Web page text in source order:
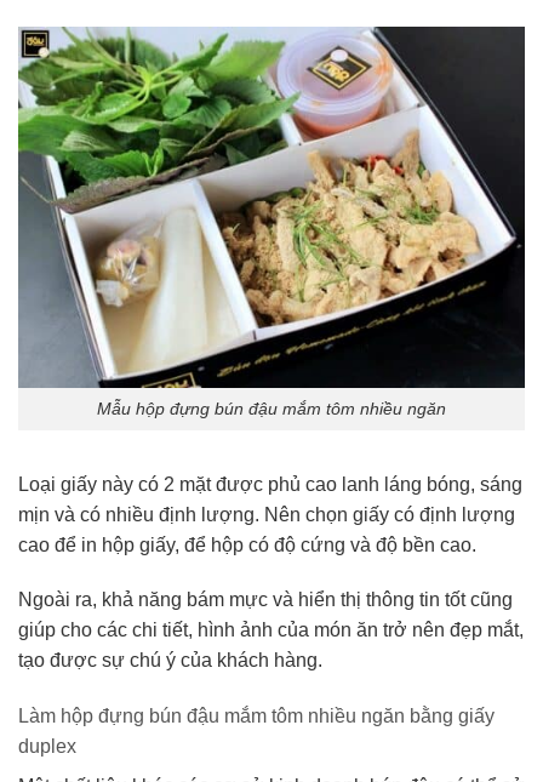
Mẫu hộp đựng bún đậu mắm tôm nhiều ngăn
Loại giấy này có 2 mặt được phủ cao lanh láng bóng, sáng
mịn và có nhiều định lượng. Nên chọn giấy có định lượng
cao để in hộp giấy, để hộp có độ cứng và độ bền cao.
Ngoài ra, khả năng bám mực và hiển thị thông tin tốt cũng
giúp cho các chi tiết, hình ảnh của món ăn trở nên đẹp mắt,
tạo được sự chú ý của khách hàng.
Làm hộp đựng bún đậu mắm tôm nhiều ngăn bằng giấy
duplex